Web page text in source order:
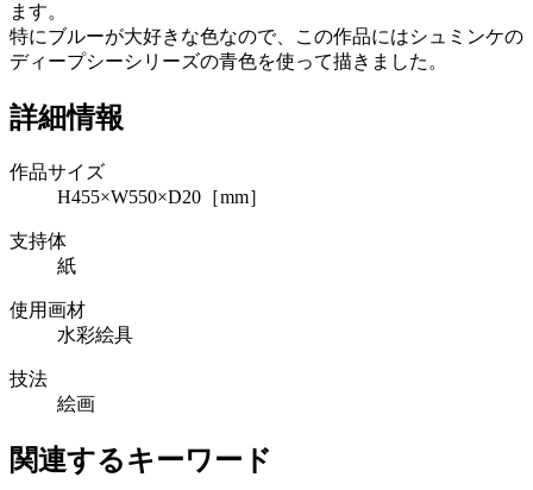
ます。
特にブルーが大好きな色なので、この作品にはシュミンケの
ディープシーシリーズの青色を使って描きました。
詳細情報
作品サイズ
H455×W550×D20［mm］
支持体
紙
使用画材
水彩絵具
技法
絵画
関連するキーワード